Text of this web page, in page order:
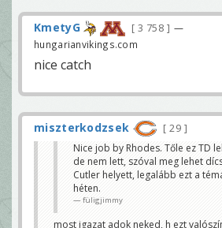
KmetyG 3 758
—
hungarianvikings.com
nice catch
miszterkodzsek
29
Nice job by Rhodes. Tőle ez TD
de nem lett, szóval meg lehet
Cutler helyett, legalább ezt a
héten.
füligjimmy
most igazat adok neked, h ezt